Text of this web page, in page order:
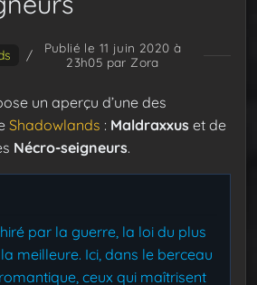
/
Publié le 11 juin 2020 à
23h05 par Zora
un aperçu d’une des
Shadowlands : Maldraxxus et de
Nécro-seigneurs.
par la guerre, la loi du plus
meilleure. Ici, dans le berceau
ceux qui maîtrisent